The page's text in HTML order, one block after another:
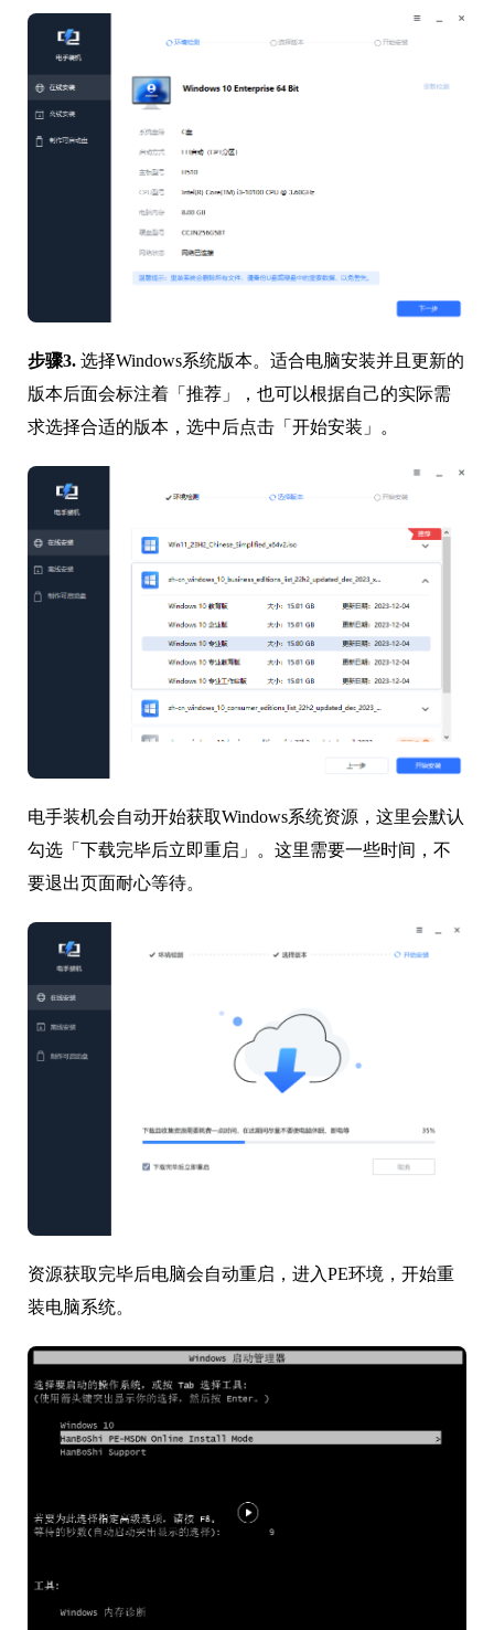
步骤3. 选择Windows系统版本。适合电脑安装并且更新的
版本后面会标注着「推荐」，也可以根据自己的实际需
求选择合适的版本，选中后点击「开始安装」。
电手装机会自动开始获取Windows系统资源，这里会默认
勾选「下载完毕后立即重启」。这里需要一些时间，不
要退出页面耐心等待。
资源获取完毕后电脑会自动重启，进入PE环境，开始重
装电脑系统。